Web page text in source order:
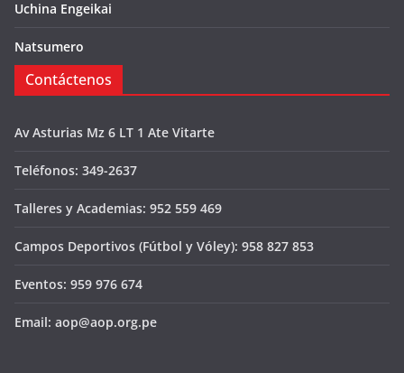
Uchina Engeikai
Natsumero
Contáctenos
Av Asturias Mz 6 LT 1 Ate Vitarte
Teléfonos: 349-2637
Talleres y Academias: 952 559 469
Campos Deportivos (Fútbol y Vóley): 958 827 853
Eventos: 959 976 674
Email: aop@aop.org.pe